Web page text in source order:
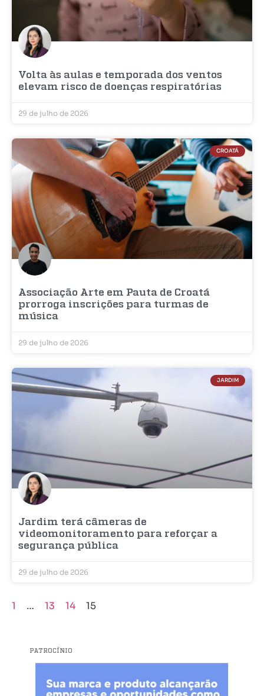
Volta às aulas e temporada dos ventos
elevam risco de doenças respiratórias
29 de julho de 2026
CROATÁ
Associação Arte em Pauta de Croatá
prorroga inscrições para turmas de
música
29 de julho de 2026
JARDIM
Jardim terá câmeras de
videomonitoramento para reforçar a
segurança pública
29 de julho de 2026
1 … 13 14 15
PATROCÍNIO